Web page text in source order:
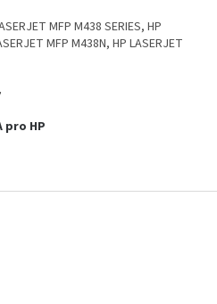
MFP M438 SERIES, HP
MFP M438N, HP LASERJET
pro HP